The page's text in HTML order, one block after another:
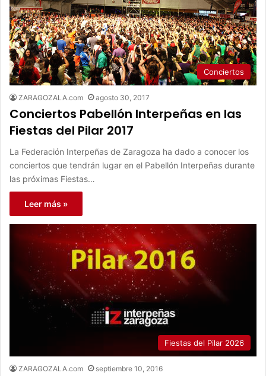
Conciertos
ZARAGOZALA.com agosto 30, 2017
Conciertos Pabellón Interpeñas en las
Fiestas del Pilar 2017
La Federación Interpeñas de Zaragoza ha dado a conocer los
conciertos que tendrán lugar en el Pabellón Interpeñas durante
las próximas Fiestas…
Leer más »
Fiestas del Pilar 2026
ZARAGOZALA.com septiembre 10, 2016